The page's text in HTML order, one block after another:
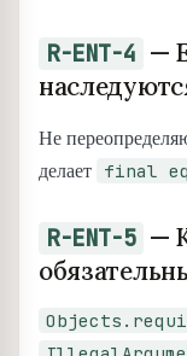
R-ENT-4 —
Не
делает
final
R-ENT-5 —